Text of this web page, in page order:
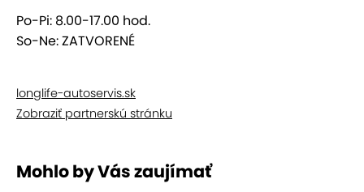
Po-Pi: 8.00-17.00 hod.
So-Ne: ZATVORENÉ
longlife-autoservis.sk
Zobraziť partnerskú stránku
Mohlo by Vás zaujímať